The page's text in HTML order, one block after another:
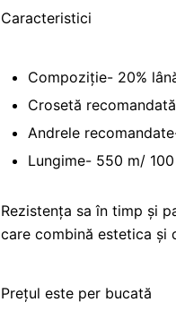
Caracteristici
Compoziție- 20%
Crosetă
Andrele
Lungime- 550 m/
Rezistența sa în timp și
care combină estetica și
Prețul este per bucată